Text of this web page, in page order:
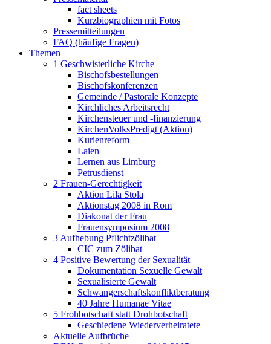
fact sheets
Kurzbiographien mit Fotos
Pressemitteilungen
FAQ (häufige Fragen)
Themen
1 Geschwisterliche Kirche
Bischofsbestellungen
Bischofskonferenzen
Gemeinde / Pastorale Konzepte
Kirchliches Arbeitsrecht
Kirchensteuer und -finanzierung
KirchenVolksPredigt (Aktion)
Kurienreform
Laien
Lernen aus Limburg
Petrusdienst
2 Frauen-Gerechtigkeit
Aktion Lila Stola
Aktionstag 2008 in Rom
Diakonat der Frau
Frauensymposium 2008
3 Aufhebung Pflichtzölibat
CIC zum Zölibat
4 Positive Bewertung der Sexualität
Dokumentation Sexuelle Gewalt
Sexualisierte Gewalt
Schwangerschaftskonfliktberatung
40 Jahre Humanae Vitae
5 Frohbotschaft statt Drohbotschaft
Geschiedene Wiederverheiratete
Aktuelle Aufbrüche